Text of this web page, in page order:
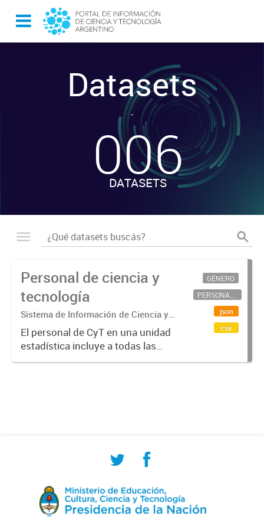
Datasets
-
006
DATASETS
Personal de ciencia y
tecnología
Sistema de Información de Ciencia y
Tecnología Argentino (SICYTAR)
El personal de CyT en una unidad
estadística incluye a todas las
personas involucradas
GÉNERO
PERSONAL CIENTÍFICO-TECNOLÓGICO
json
csv